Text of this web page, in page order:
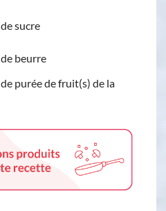
de sucre
de beurre
de purée de fruit(s) de la